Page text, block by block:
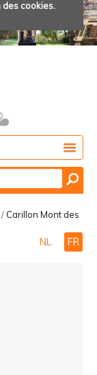
des cookies.
/ Carillon Mont des
NL FR